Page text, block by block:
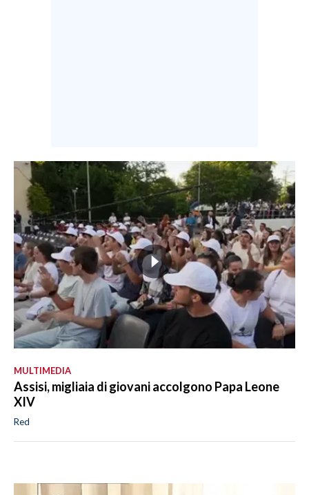
MULTIMEDIA
Assisi, migliaia di giovani accolgono Papa Leone
XIV
Red